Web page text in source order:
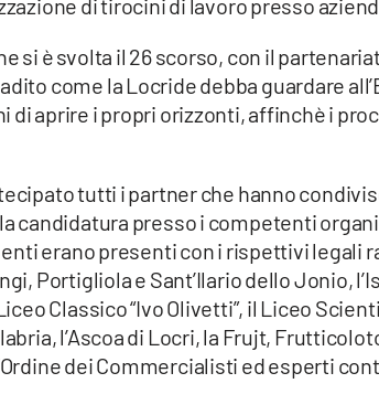
di tirocini di lavoro presso
si è svolta il 26 scorso, con il
come la Locride debba guardare
di aprire i propri orizzonti, affinchè i
tutti i partner che hanno
candidatura presso i competenti
enti erano presenti con i rispettivi legali
Portigliola e Sant’Ilario dello Jonio,
Classico “Ivo Olivetti”, il Liceo
l’Ascoa di Locri, la Frujt,
dei Commercialisti ed esperti